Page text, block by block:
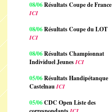
08/06Résultats Coupe de France
ICI
08/06Résultats Coupe du LOT
ICI
08/06Résultats Championnat
Individuel JeunesICI
05/06Résultats Handipétanque
CastelnauICI
05/06CDC Open Liste des